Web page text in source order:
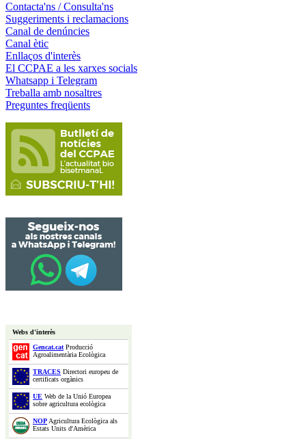
Contacta'ns / Consulta'ns
Suggeriments i reclamacions
Canal de denúncies
Canal ètic
Enllaços d'interès
El CCPAE a les xarxes socials
Whatsapp i Telegram
Treballa amb nosaltres
Preguntes freqüents
Webs d'interès
Gencat.catProducció
Agroalimentària Ecològica
TRACES Directori europeu de
certificats orgànics
UE Web de la Unió Europea
sobre agricultura ecològica
NOPAgricultura Ecològica als
Estats Units d'Amèrica